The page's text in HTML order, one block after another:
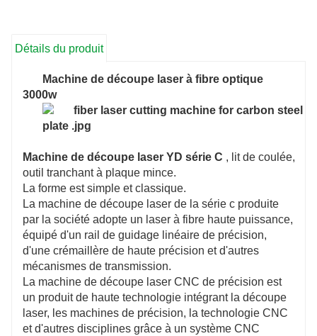
Détails du produit
Machine de découpe laser à fibre optique
3000w
Machine de découpe laser YD série C , lit de coulée,
outil tranchant à plaque mince.
La forme est simple et classique.
La machine de découpe laser de la série c produite
par la société adopte un laser à fibre haute puissance,
équipé d'un rail de guidage linéaire de précision,
d'une crémaillère de haute précision et d'autres
mécanismes de transmission.
La machine de découpe laser CNC de précision est
un produit de haute technologie intégrant la découpe
laser, les machines de précision, la technologie CNC
et d'autres disciplines grâce à un système CNC